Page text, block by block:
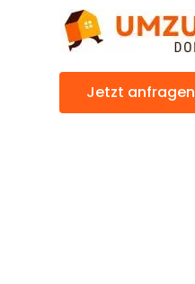
Jetzt anfragen